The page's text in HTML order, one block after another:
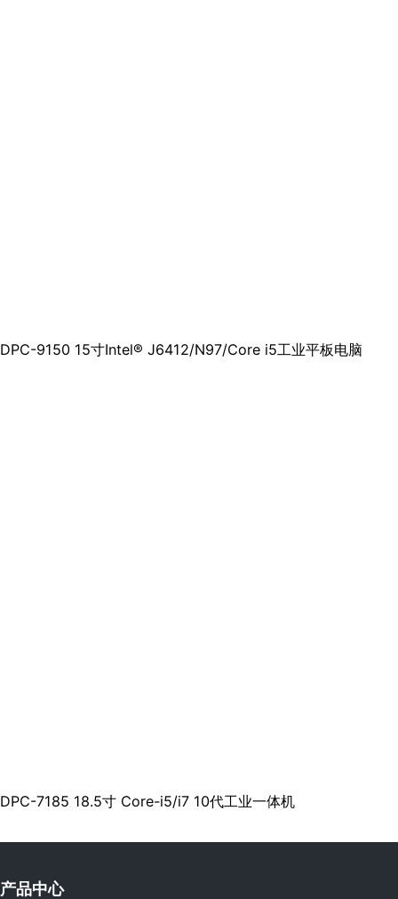
DPC-9150 15寸Intel® J6412/N97/Core i5工业平板电脑
DPC-7185 18.5寸 Core-i5/i7 10代工业一体机
产品中心